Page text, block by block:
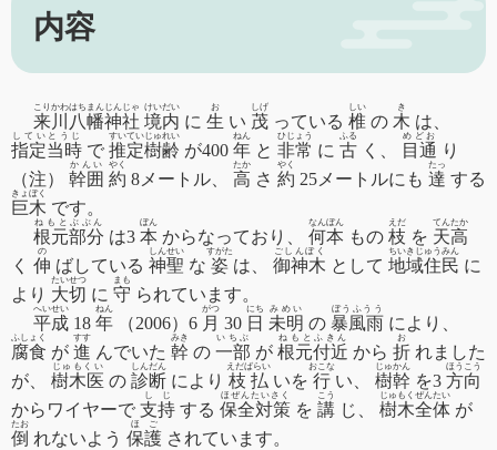
内容
来川八幡神社
こりかわはちまんじんじゃ
境内
けいだい
に 生
お
い 茂
しげ
っている 椎
しい
の 木
き
は、
指定当時
していとうじ
で 推定樹齢
すいていじゅれい
が400 年
ねん
と 非常
ひじょう
に 古
ふる
く、 目通
めどお
り
（注） 幹囲
かんい
約
やく
8メートル、 高
たか
さ 約
やく
25メートルにも 達
たっ
する
巨木
きょぼく
です。
根元部分
ねもとぶぶん
は3 本
ぼん
からなっており、 何本
なんぼん
もの 枝
えだ
を 天高
てんたか
く 伸
の
ばしている 神聖
しんせい
な 姿
すがた
は、 御神木
ごしんぼく
として 地域住民
ちいきじゅうみん
に
より 大切
たいせつ
に 守
まも
られています。
平成
へいせい
18 年
ねん
（2006）6 月
がつ
30 日
にち
未明
みめい
の 暴風雨
ぼうふうう
により、
腐食
ふしょく
が 進
すす
んでいた 幹
みき
の 一部
いちぶ
が 根元付近
ねもとふきん
から 折
お
れました
が、 樹木医
じゅもくい
の 診断
しんだん
により 枝払
えだばらい
いを 行
おこな
い、 樹幹
じゅかん
を3 方向
ほうこう
からワイヤーで 支持
しじ
する 保全対策
ほぜんたいさく
を 講
こう
じ、 樹木全体
じゅもくぜんたい
が
倒
たお
れないよう 保護
ほご
されています。